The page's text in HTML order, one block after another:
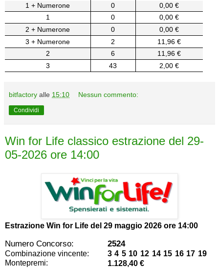
1 + Numerone
0
0,00 €
1
0
0,00 €
2 + Numerone
0
0,00 €
3 + Numerone
2
11,96 €
2
6
11,96 €
3
43 2,00 €
bitfactory alle 15:10 Nessun commento:
Condividi
Win for Life classico estrazione del 29-
05-2026 ore 14:00
Estrazione Win for Life del 29 maggio 2026 ore 14:00
Numero Concorso: 2524
Combinazione vincente:
3 4 5 10 12 14 15 16 17 19
Montepremi:
1.128,40 €